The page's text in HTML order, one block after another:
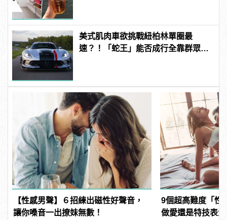
美式肌肉車欲挑戰紐柏林單圈最
速？！「蛇王」能否成行全靠群眾募
【性感男聲】６招練出磁性好聲音，
讓你嗓音一出撩妹無數！
9個超高難度「性
做愛還是特技表